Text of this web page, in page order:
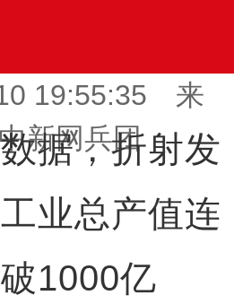
19:55:35 来
新网兵团
，折射发
业总产值连
1000亿